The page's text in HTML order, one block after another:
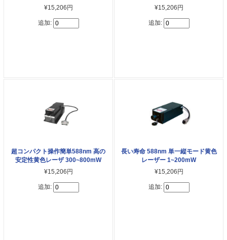
¥15,206円
追加:
¥15,206円
追加:
超コンパクト操作簡単588nm 高の
安定性黄色レーザ 300~800mW
¥15,206円
追加:
長い寿命 588nm 単一縦モード黄色
レーザー 1~200mW
¥15,206円
追加: